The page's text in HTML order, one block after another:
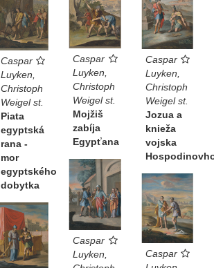
Caspar
Luyken,
Christoph
Weigel st.
Piata
egyptská
rana -
mor
egyptského
dobytka
Caspar
Luyken,
Christoph
Weigel st.
Mojžiš
zabíja
Egypťana
Caspar
Luyken,
Christoph
Weigel st.
Jozua a
knieža
vojska
Caspar
Luyken,
Caspar